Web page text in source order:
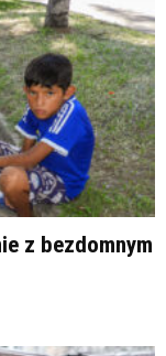
z bezdomnym